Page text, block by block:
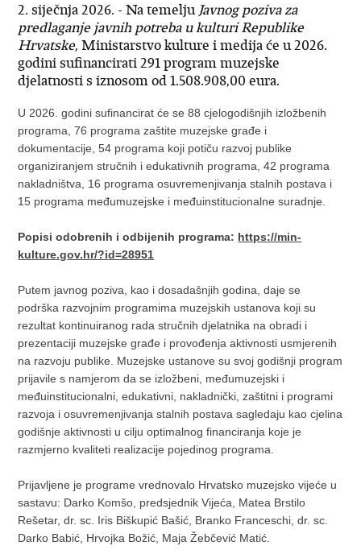
2. siječnja 2026. - Na temelju Javnog poziva za
predlaganje javnih potreba u kulturi Republike
Hrvatske, Ministarstvo kulture i medija će u 2026.
godini sufinancirati 291 program muzejske
djelatnosti s iznosom od 1.508.908,00 eura.
U 2026. godini sufinancirat će se 88 cjelogodišnjih izložbenih
programa, 76 programa zaštite muzejske građe i
dokumentacije, 54 programa koji potiču razvoj publike
organiziranjem stručnih i edukativnih programa, 42 programa
nakladništva, 16 programa osuvremenjivanja stalnih postava i
15 programa međumuzejske i međuinstitucionalne suradnje.
Popisi odobrenih i odbijenih programa: https://min-
kulture.gov.hr/?id=28951
Putem javnog poziva, kao i dosadašnjih godina, daje se
podrška razvojnim programima muzejskih ustanova koji su
rezultat kontinuiranog rada stručnih djelatnika na obradi i
prezentaciji muzejske građe i provođenja aktivnosti usmjerenih
na razvoju publike. Muzejske ustanove su svoj godišnji program
prijavile s namjerom da se izložbeni, međumuzejski i
međuinstitucionalni, edukativni, nakladnički, zaštitni i programi
razvoja i osuvremenjivanja stalnih postava sagledaju kao cjelina
godišnje aktivnosti u cilju optimalnog financiranja koje je
razmjerno kvaliteti realizacije pojedinog programa.
Prijavljene je programe vrednovalo Hrvatsko muzejsko vijeće u
sastavu: Darko Komšo, predsjednik Vijeća, Matea Brstilo
Rešetar, dr. sc. Iris Biškupić Bašić, Branko Franceschi, dr. sc.
Darko Babić, Hrvojka Božić, Maja Žebčević Matić.